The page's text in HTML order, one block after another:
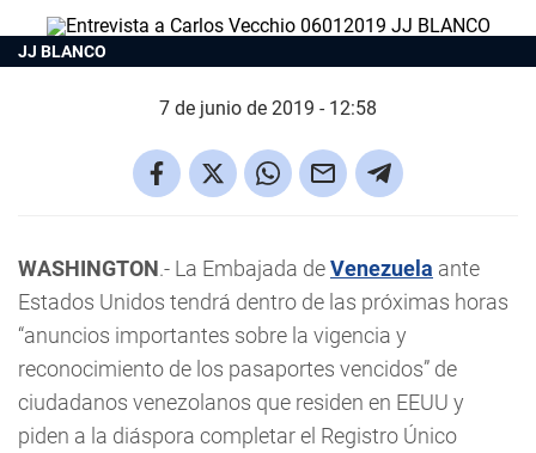
JJ BLANCO
7 de junio de 2019 - 12:58
WASHINGTON.- La Embajada deVenezuela ante
Estados Unidos tendrá dentro de las próximas horas
“anuncios importantes sobre la vigencia y
reconocimiento de los pasaportes vencidos” de
ciudadanos venezolanos que residen en EEUU y
piden a la diáspora completar el Registro Único